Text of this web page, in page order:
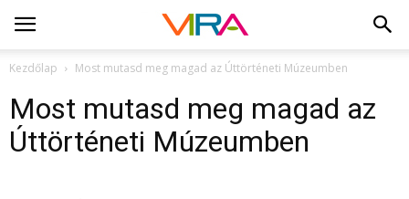
Kezdőlap Most mutasd meg magad az Úttörténeti Múzeumben
Most mutasd meg magad az
Úttörténeti Múzeumben